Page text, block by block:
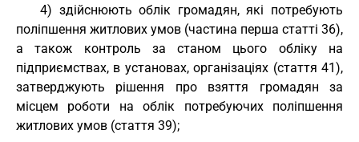
4) здійснюють облік громадян, які потребують
поліпшення житлових умов (частина перша статті 36),
а також контроль за станом цього обліку на
підприємствах, в установах, організаціях (стаття 41),
затверджують рішення про взяття громадян за
місцем роботи на облік потребуючих поліпшення
житлових умов (стаття 39);